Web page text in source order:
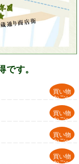
です。
買い物
かごへ
買い物
かごへ
買い物
かごへ
買い物
かごへ